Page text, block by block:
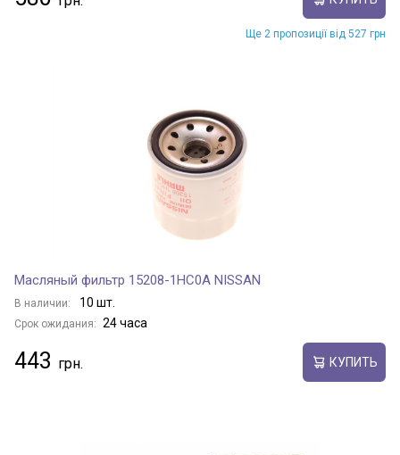
Ще 2 пропозиції від 527 грн
Масляный фильтр 15208-1HC0A NISSAN
В наличии: 10 шт.
Срок ожидания: 24 часа
443 КУПИТЬ